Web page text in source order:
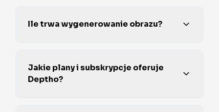
Ile trwa wygenerowanie obrazu?
Jakie plany i subskrypcje oferuje
Deptho?